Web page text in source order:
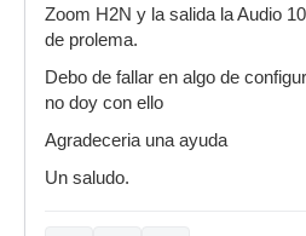
Zoom H2N y la salida la Audio
de prolema.
Debo de fallar en algo de
no doy con ello
Agradeceria una ayuda
Un saludo.